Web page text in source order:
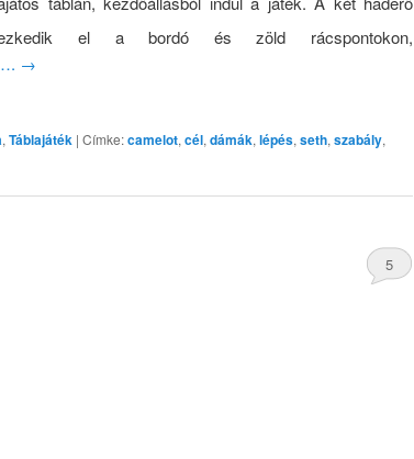
el a bordó és zöld rácspontokon,
→
, Táblajáték | Címke:camelot, cél, dámák, lépés, seth, szabály,
5